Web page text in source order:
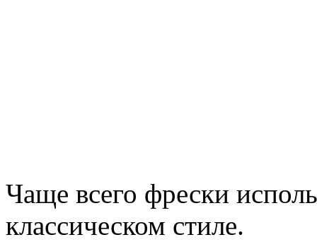
Чаще всего фрески
классическом стиле.